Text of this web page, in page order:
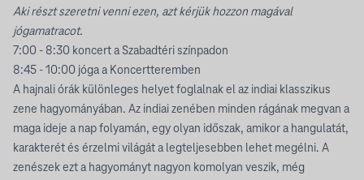
Aki részt szeretni venni ezen, azt kérjük hozzon magával
jógamatracot.
7:00 - 8:30 koncert a Szabadtéri színpadon
8:45 - 10:00 jóga a Koncertteremben
A hajnali órák különleges helyet foglalnak el az indiai klasszikus
zene hagyományában. Az indiai zenében minden rágának megvan a
maga ideje a nap folyamán, egy olyan időszak, amikor a hangulatát,
karakterét és érzelmi világát a legteljesebben lehet megélni. A
zenészek ezt a hagyományt nagyon komolyan veszik, még